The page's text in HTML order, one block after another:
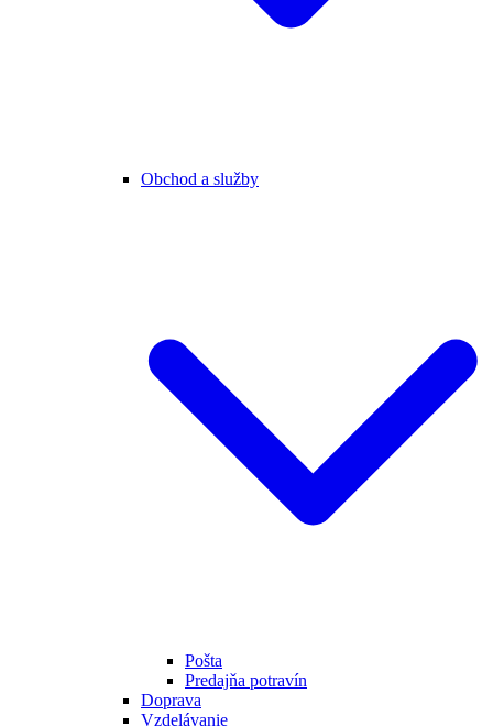
Obchod a služby
Pošta
Predajňa potravín
Doprava
Vzdelávanie